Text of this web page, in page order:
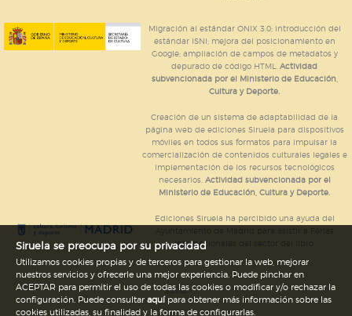
Migración al estándar ONIX 3.0; introducción del
estándar ISNI; mejora del posicionamiento en
Google; ampliación de campos de metadatos y
depurado de código HTML.Actividad
subvencionada por el Ministerio de Educación,
Cultura y Deporte.
Creación de un sistema de adaptabilidad de la
página web de ediciones Siruela para dispositivos
móviles en todos sus formatos para impulsar la
comercialización de contenidos culturales legales e
implementación de los recursos tecnológicos
necesarios. Actividad subvencionada por el
Ministerio de Educación, Cultura y Deporte.
Ediciones Siruela ha percibido una ayuda del
Internacionales del sector del libro.
Legal
Siruela se preocupa por su privacidad
Utilizamos cookies propias y de terceros para gestionar la web, mejorar
nuestros servicios y ofrecerle una mejor experiencia. Puede pinchar en
ACEPTAR para permitir el uso de todas las cookies o modificar y/o rechazar la
configuración. Puede consultar aquípara obtener más información sobre las
cookies utilizadas, su finalidad y la forma de configurarlas.